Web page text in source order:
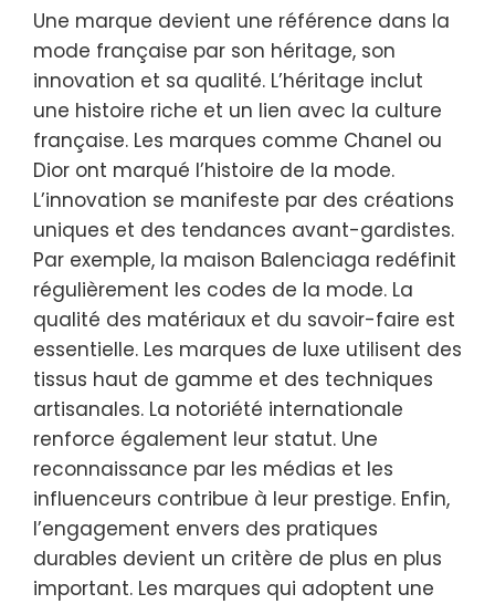
Une marque devient une référence dans la
mode française par son héritage, son
innovation et sa qualité. L’héritage inclut
une histoire riche et un lien avec la culture
française. Les marques comme Chanel ou
Dior ont marqué l’histoire de la mode.
L’innovation se manifeste par des créations
uniques et des tendances avant-gardistes.
Par exemple, la maison Balenciaga redéfinit
régulièrement les codes de la mode. La
qualité des matériaux et du savoir-faire est
essentielle. Les marques de luxe utilisent des
tissus haut de gamme et des techniques
artisanales. La notoriété internationale
renforce également leur statut. Une
reconnaissance par les médias et les
influenceurs contribue à leur prestige. Enfin,
l’engagement envers des pratiques
durables devient un critère de plus en plus
important. Les marques qui adoptent une